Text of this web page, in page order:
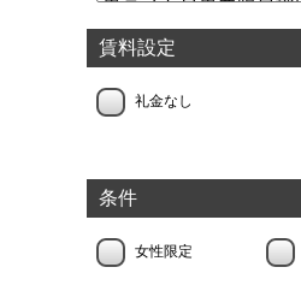
賃料設定
礼金なし
条件
女性限定